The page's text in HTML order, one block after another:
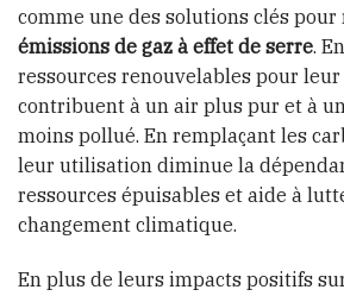
comme une des solutions clés
émissions de gaz à effet de serre.
ressources renouvelables pour
contribuent à un air plus pur et à
moins pollué. En remplaçant les
leur utilisation diminue la
ressources épuisables et aide à
changement climatique.
En plus de leurs impacts positifs